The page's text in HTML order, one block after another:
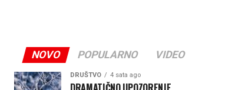
NOVO POPULARNO VIDEO
DRUŠTVO 4 sata ago